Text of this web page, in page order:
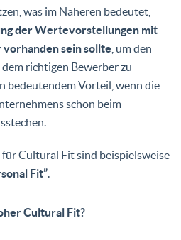
was im Näheren bedeutet,
der Wertevorstellungen mit
sein sollte , um den
richtigen Bewerber zu
bedeutendem Vorteil, wenn die
schon beim
für Cultural Fit sind beispielsweise
Fit”.
Cultural Fit?